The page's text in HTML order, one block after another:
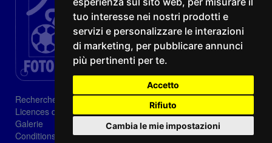
tuo interesse nei nostri prodotti e
servizi e personalizzare le interazioni
di marketing, per pubblicare annunci
più pertinenti per te.
Accetto
Rifiuto
Cambia le mie impostazioni
Recherche
Licences d'image
Galerie
Conditions de vente